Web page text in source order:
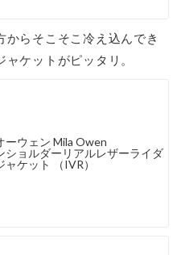
らそこそこ冷え込んでき
ケットがピッタリ。
ーウェン Mila Owen
ショルダーリアルレザーライダ
ャケット （IVR）